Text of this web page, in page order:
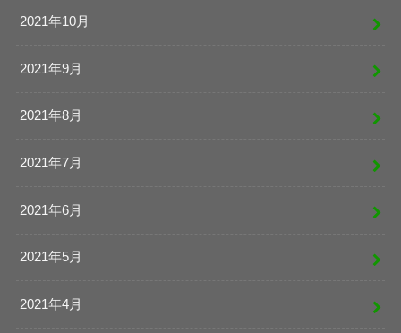
2021年10月
2021年9月
2021年8月
2021年7月
2021年6月
2021年5月
2021年4月